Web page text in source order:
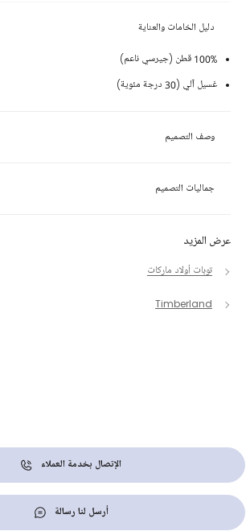
عرض المزيد
توبات أولاد ماركات
Timberland
دليل الخامات والعناية
100% قطن (جيرسي ناعم)
غسيل آلي (30 درجة مئوية)
وصف التصميم
جماليات التصميم
الإتصال بخدمة العملاء
أرسل لنا رسالة